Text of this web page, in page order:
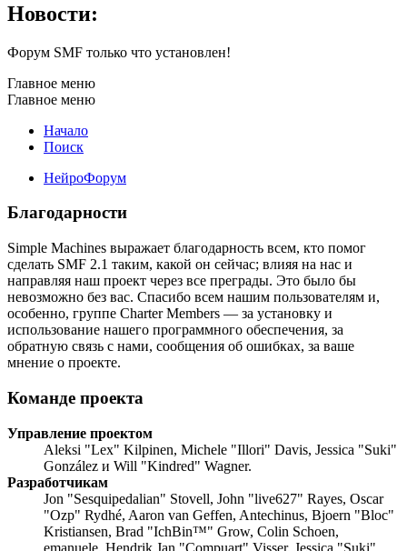
Новости:
Форум SMF только что установлен!
Главное меню
Главное меню
Начало
Поиск
НейроФорум
Благодарности
Simple Machines выражает благодарность всем, кто помог
сделать SMF 2.1 таким, какой он сейчас; влияя на нас и
направляя наш проект через все преграды. Это было бы
невозможно без вас. Спасибо всем нашим пользователям и,
особенно, группе Charter Members — за установку и
использование нашего программного обеспечения, за
обратную связь с нами, сообщения об ошибках, за ваше
мнение о проекте.
Команде проекта
Управление проектом
Aleksi "Lex" Kilpinen, Michele "Illori" Davis, Jessica "Suki"
González и Will "Kindred" Wagner.
Разработчикам
Jon "Sesquipedalian" Stovell, John "live627" Rayes, Oscar
"Ozp" Rydhé, Aaron van Geffen, Antechinus, Bjoern "Bloc"
Kristiansen, Brad "IchBin™" Grow, Colin Schoen,
emanuele, Hendrik Jan "Compuart" Visser, Jessica "Suki"